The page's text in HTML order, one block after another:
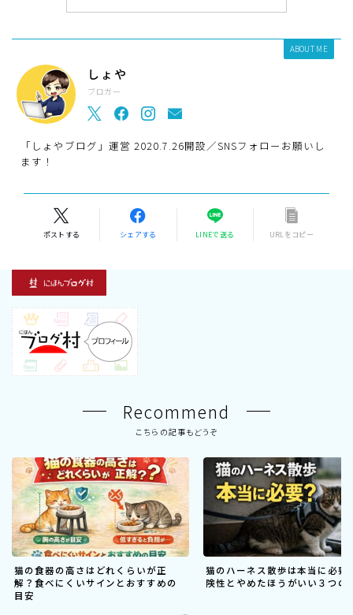
ABOUT ME
しょや
ブロガー
「しょやブログ」運営 2020.7.26開設／SNSフォローお願いし
ます！
ポストする シェアする LINEで送る URLをコピー
Recommend
こちらの記事もどうぞ
猫の食器の高さはどれくらいが正
解？食べにくいサインとおすすめの
目安
猫のハーネス散歩は本当に必要
険性とやめたほうがいい３つの